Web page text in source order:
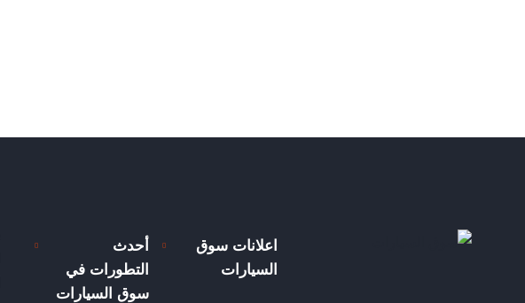
اعلانات سوق
السيارات
أحدث
التطورات في
سوق السيارات